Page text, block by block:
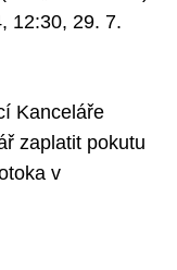
12:30, 29. 7.
Kanceláře
zaplatit pokutu
v